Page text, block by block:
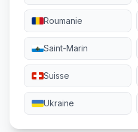
Roumanie
Saint-Marin
Suisse
Ukraine